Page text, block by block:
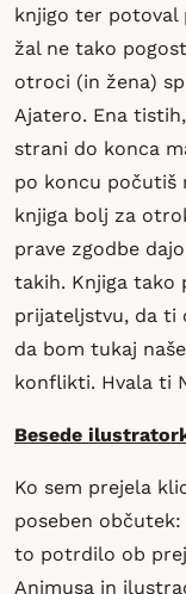
knjigo ter potoval
žal ne tako
otroci (in žena)
Ajatero. Ena
strani do konca
po koncu počutiš
knjiga bolj za
prave zgodbe
takih. Knjiga tako
prijateljstvu, da ti
da bom tukaj
konflikti. Hvala ti
Besede
Ko sem prejela
poseben
to potrdilo ob
Animusa in